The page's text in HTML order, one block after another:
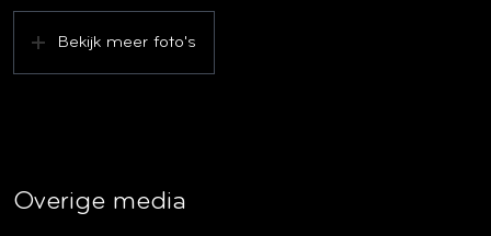
Bekijk meer foto's
Overige media